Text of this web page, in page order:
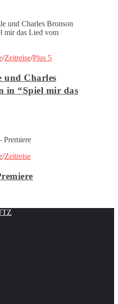
/Zeitreise/Plus 5
und Charles
in “Spiel mir das
/Zeitreise